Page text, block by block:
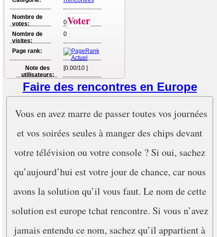
Nombre de
votes:
0Voter
Nombre de
visites:
0
Page rank:
Note des
utilisateurs:
[0.00/10 ]
Faire des rencontres en Europe
Vous en avez marre de passer toutes vos journées
et vos soirées seules à manger des chips devant
votre télévision ou votre console ? Si oui, sachez
qu’aujourd’hui est votre jour de chance, car nous
avons la solution qu’il vous faut. Le nom de cette
solution est europe tchat rencontre. Si vous n’avez
jamais entendu ce nom, sachez qu’il appartient à